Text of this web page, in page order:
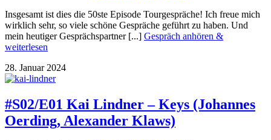
Insgesamt ist dies die 50ste Episode Tourgespräche! Ich freue mich
wirklich sehr, so viele schöne Gespräche geführt zu haben. Und
mein heutiger Gesprächspartner [...] Gespräch anhören &
weiterlesen
28. Januar 2024
#S02/E01 Kai Lindner – Keys (Johannes
Oerding, Alexander Klaws)